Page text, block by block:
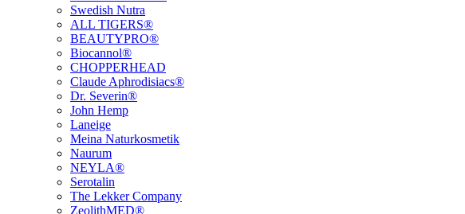
Swedish Nutra
ALL TIGERS®
BEAUTYPRO®
Biocannol®
CHOPPERHEAD
Claude Aphrodisiacs®
Dr. Severin®
John Hemp
Laneige
Meina Naturkosmetik
Naurum
NEYLA®
Serotalin
The Lekker Company
ZeolithMED®